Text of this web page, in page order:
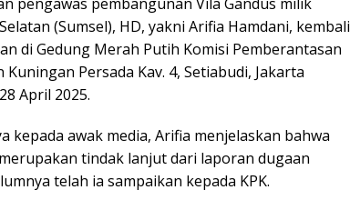
e e
gr
a
m
ar
e
(Sumsel), HD, yakni Arifia Hamdani, kembali
di Gedung Merah Putih Komisi Pemberantasan
Kuningan Persada Kav. 4, Setiabudi, Jakarta
April 2025.
kepada awak media, Arifia menjelaskan bahwa
tindak lanjut dari laporan dugaan
telah ia sampaikan kepada KPK.